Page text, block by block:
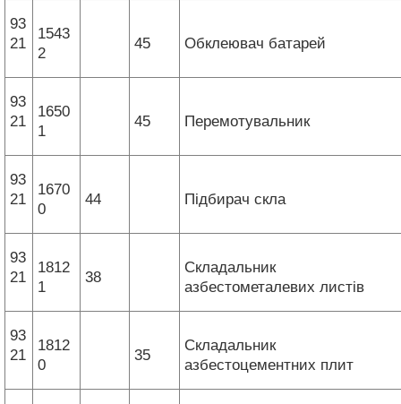
93
21
1543
2
45 Обклеювач батарей
93
21
1650
1
45 Перемотувальник
93
21
1670
0
44 Підбирач скла
93
21
1812
1
38
Складальник
азбестометалевих листів
93
21
1812
0
35
Складальник
азбестоцементних плит